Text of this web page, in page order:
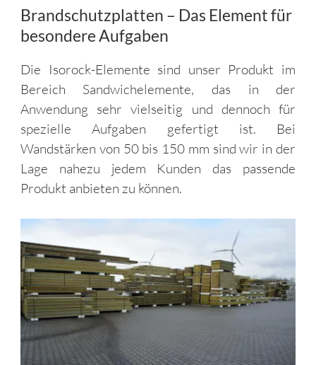
Brandschutzplatten – Das Element für
besondere Aufgaben
Die Isorock-Elemente sind unser Produkt im
Bereich Sandwichelemente, das in der
Anwendung sehr vielseitig und dennoch für
spezielle Aufgaben gefertigt ist. Bei
Wandstärken von 50 bis 150 mm sind wir in der
Lage nahezu jedem Kunden das passende
Produkt anbieten zu können.